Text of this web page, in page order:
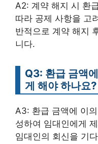
A2: 계약 해지 시 환
따라 공제 사항을 고
반적으로 계약 해지
니다.
Q3: 환급 금액
게 해야 하나요?
A3: 환급 금액에 이
성하여 임대인에게
임대인의 회신을 기